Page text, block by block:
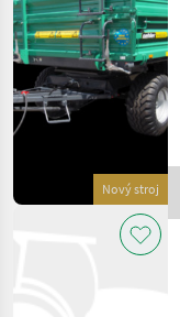
Nový stroj